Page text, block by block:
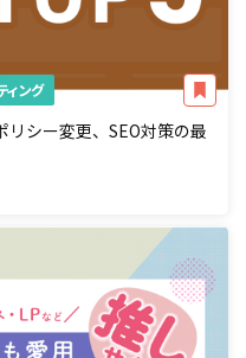
ィング
リシー変更、SEO対策の最